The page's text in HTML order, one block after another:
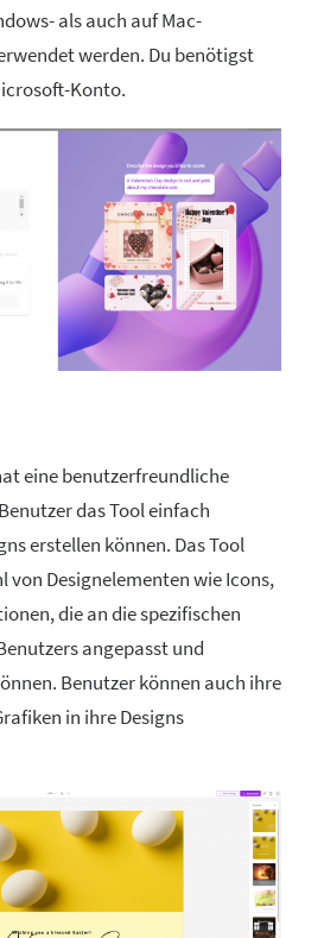
als auch auf Mac-
werden. Du benötigst
Konto.
eine benutzerfreundliche
das Tool einfach
erstellen können. Das Tool
von Designelementen wie Icons,
die an die spezifischen
angepasst und
Benutzer können auch ihre
in ihre Designs